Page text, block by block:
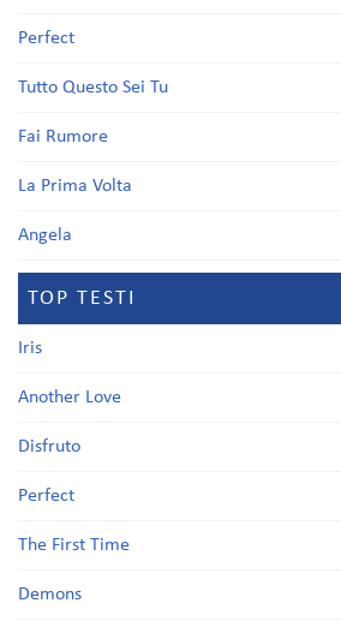
Perfect
Tutto Questo Sei Tu
Fai Rumore
La Prima Volta
Angela
TOP TESTI
Iris
Another Love
Disfruto
Perfect
The First Time
Demons